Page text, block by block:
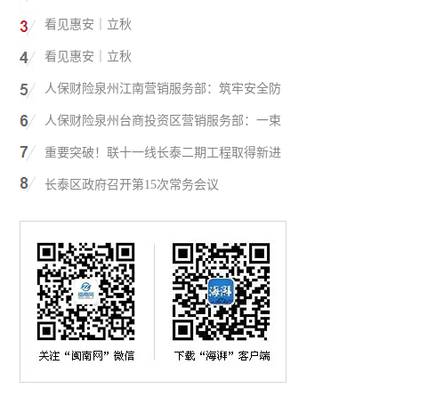
看见惠安｜立秋
看见惠安｜立秋
人保财险泉州江南营销服务部：筑牢安全防
人保财险泉州台商投资区营销服务部：一束
重要突破！联十一线长泰二期工程取得新进
长泰区政府召开第15次常务会议